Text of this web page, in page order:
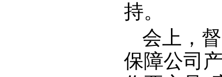
持。
会上，
保障公司